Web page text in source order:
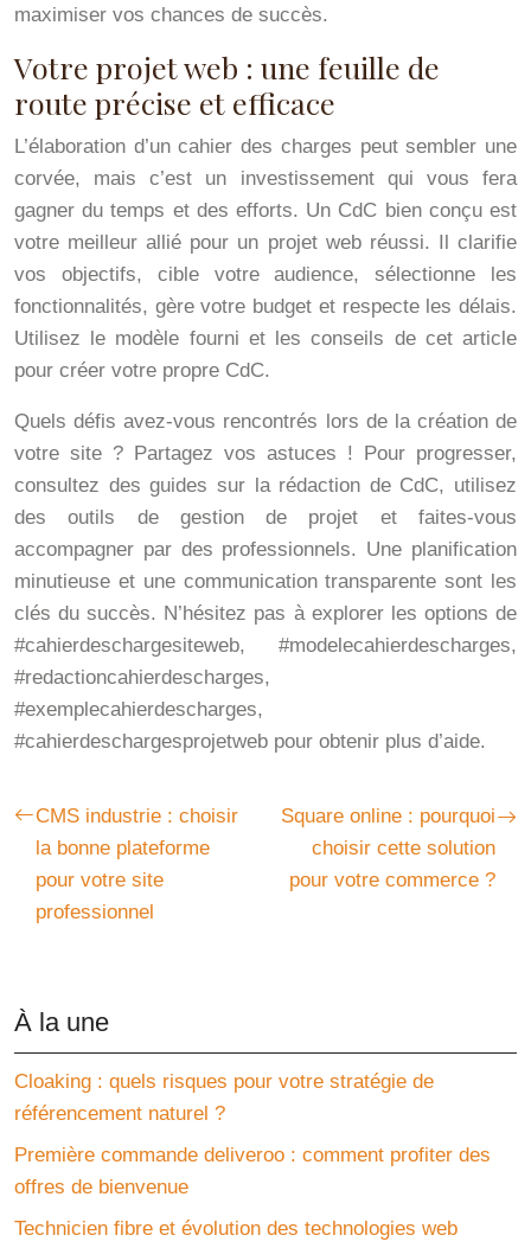
maximiser vos chances de succès.
Votre projet web : une feuille de
route précise et efficace
L’élaboration d’un cahier des charges peut sembler une
corvée, mais c’est un investissement qui vous fera
gagner du temps et des efforts. Un CdC bien conçu est
votre meilleur allié pour un projet web réussi. Il clarifie
vos objectifs, cible votre audience, sélectionne les
fonctionnalités, gère votre budget et respecte les délais.
Utilisez le modèle fourni et les conseils de cet article
pour créer votre propre CdC.
Quels défis avez-vous rencontrés lors de la création de
votre site ? Partagez vos astuces ! Pour progresser,
consultez des guides sur la rédaction de CdC, utilisez
des outils de gestion de projet et faites-vous
accompagner par des professionnels. Une planification
minutieuse et une communication transparente sont les
clés du succès. N’hésitez pas à explorer les options de
#cahierdeschargesiteweb, #modelecahierdescharges,
#redactioncahierdescharges,
#exemplecahierdescharges,
#cahierdeschargesprojetweb pour obtenir plus d’aide.
CMS industrie : choisir
la bonne plateforme
pour votre site
professionnel
Square online : pourquoi
choisir cette solution
pour votre commerce ?
À la une
Cloaking : quels risques pour votre stratégie de
référencement naturel ?
Première commande deliveroo : comment profiter des
offres de bienvenue
Technicien fibre et évolution des technologies web